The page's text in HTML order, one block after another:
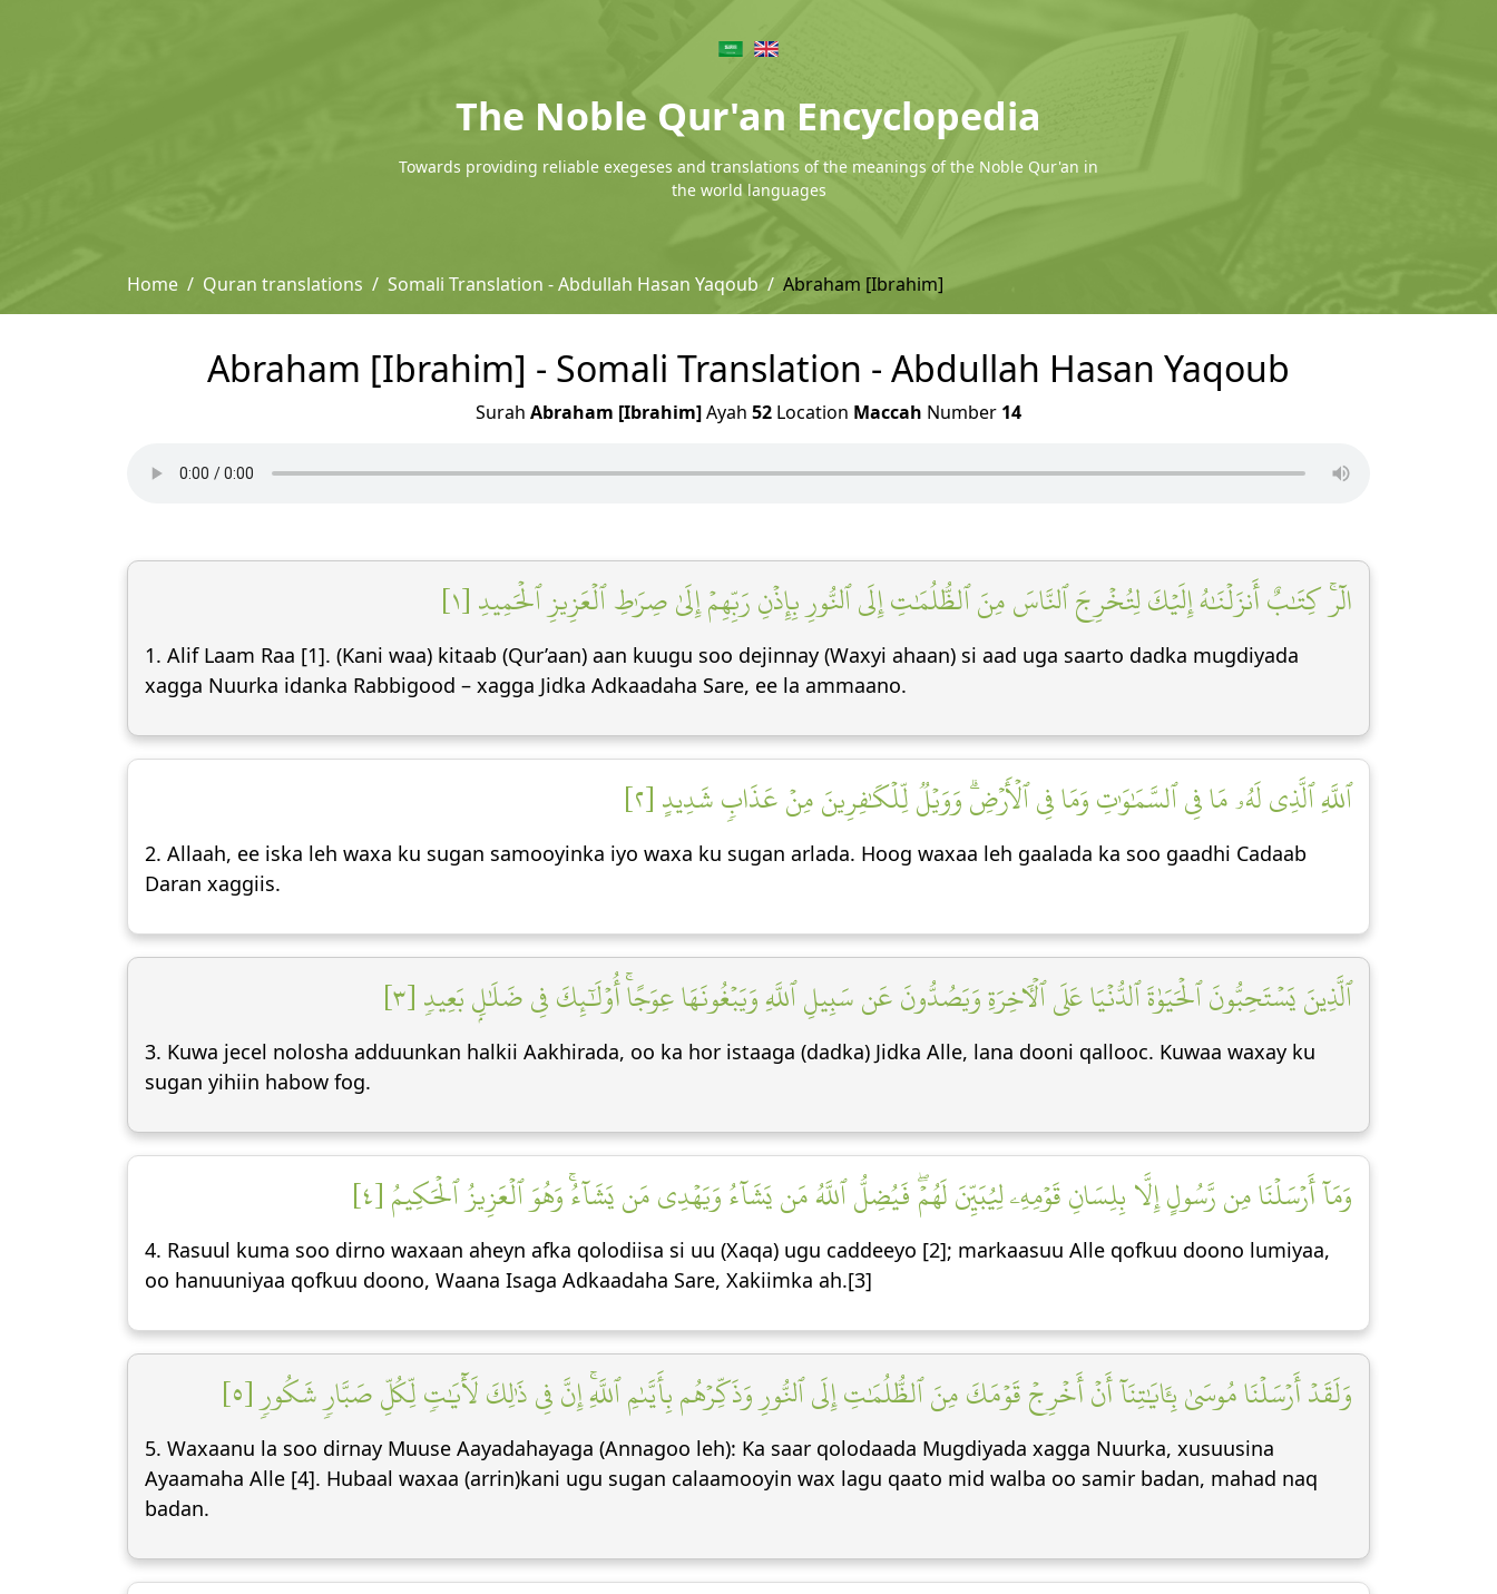
The Noble Qur'an Encyclopedia
Towards providing reliable exegeses and translations of the meanings of the Noble Qur'an in
the world languages
Home Quran translations Somali Translation - Abdullah Hasan Yaqoub Abraham [Ibrahim]
Abraham [Ibrahim] - Somali Translation - Abdullah Hasan Yaqoub
Surah Abraham [Ibrahim]Ayah 52 Location Maccah Number 14
الٓرۚ كِتَٰبٌ أَنزَلۡنَٰهُ إِلَيۡكَ لِتُخۡرِجَ ٱلنَّاسَ مِنَ ٱلظُّلُمَٰتِ إِلَى ٱلنُّورِ بِإِذۡنِ رَبِّهِمۡ إِلَىٰ صِرَٰطِ ٱلۡعَزِيزِ ٱلۡحَمِيدِ [١]
1. Alif Laam Raa [1]. (Kani waa) kitaab (Qur’aan) aan kuugu soo dejinnay (Waxyi ahaan) si aad uga saarto dadka mugdiyada
xagga Nuurka idanka Rabbigood – xagga Jidka Adkaadaha Sare, ee la ammaano.
ٱللَّهِ ٱلَّذِي لَهُۥ مَا فِي ٱلسَّمَٰوَٰتِ وَمَا فِي ٱلۡأَرۡضِۗ وَوَيۡلٞ لِّلۡكَٰفِرِينَ مِنۡ عَذَابٖ شَدِيدٍ [٢]
2. Allaah, ee iska leh waxa ku sugan samooyinka iyo waxa ku sugan arlada. Hoog waxaa leh gaalada ka soo gaadhi Cadaab
Daran xaggiis.
ٱلَّذِينَ يَسۡتَحِبُّونَ ٱلۡحَيَوٰةَ ٱلدُّنۡيَا عَلَى ٱلۡأٓخِرَةِ وَيَصُدُّونَ عَن سَبِيلِ ٱللَّهِ وَيَبۡغُونَهَا عِوَجًاۚ أُوْلَٰٓئِكَ فِي ضَلَٰلِۭ بَعِيدٖ [٣]
3. Kuwa jecel nolosha adduunkan halkii Aakhirada, oo ka hor istaaga (dadka) Jidka Alle, lana dooni qallooc. Kuwaa waxay ku
sugan yihiin habow fog.
وَمَآ أَرۡسَلۡنَا مِن رَّسُولٍ إِلَّا بِلِسَانِ قَوۡمِهِۦ لِيُبَيِّنَ لَهُمۡۖ فَيُضِلُّ ٱللَّهُ مَن يَشَآءُ وَيَهۡدِي مَن يَشَآءُۚ وَهُوَ ٱلۡعَزِيزُ ٱلۡحَكِيمُ [٤]
4. Rasuul kuma soo dirno waxaan aheyn afka qolodiisa si uu (Xaqa) ugu caddeeyo [2]; markaasuu Alle qofkuu doono lumiyaa,
oo hanuuniyaa qofkuu doono, Waana Isaga Adkaadaha Sare, Xakiimka ah.[3]
وَلَقَدۡ أَرۡسَلۡنَا مُوسَىٰ بِـَٔايَٰتِنَآ أَنۡ أَخۡرِجۡ قَوۡمَكَ مِنَ ٱلظُّلُمَٰتِ إِلَى ٱلنُّورِ وَذَكِّرۡهُم بِأَيَّىٰمِ ٱللَّهِۚ إِنَّ فِي ذَٰلِكَ لَأٓيَٰتٖ لِّكُلِّ صَبَّارٖ شَكُورٖ [٥]
5. Waxaanu la soo dirnay Muuse Aayadahayaga (Annagoo leh): Ka saar qolodaada Mugdiyada xagga Nuurka, xusuusina
Ayaamaha Alle [4]. Hubaal waxaa (arrin)kani ugu sugan calaamooyin wax lagu qaato mid walba oo samir badan, mahad naq
badan.